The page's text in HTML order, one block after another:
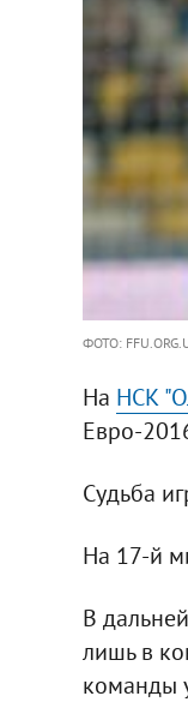
ФОТО:
На НСК
Евро-
Судьба
На 17-й
В
лишь в
команды